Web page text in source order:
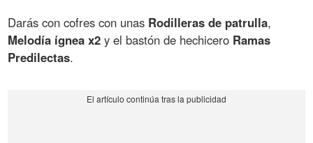
Darás con cofres con unas Rodilleras de patrulla,
Melodía ígnea x2 y el bastón de hechicero Ramas
Predilectas.